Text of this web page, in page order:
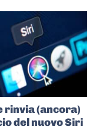
rinvia (ancora)
del nuovo Siri